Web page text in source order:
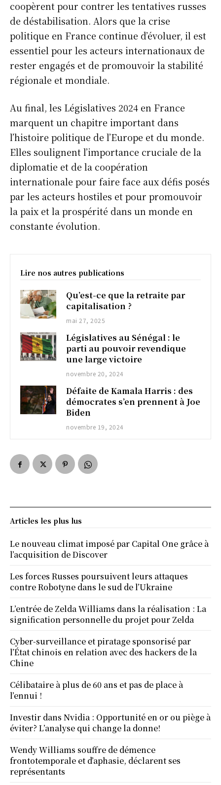
coopèrent pour contrer les tentatives russes
de déstabilisation. Alors que la crise
politique en France continue d’évoluer, il est
essentiel pour les acteurs internationaux de
rester engagés et de promouvoir la stabilité
régionale et mondiale.
Au final, les Législatives 2024 en France
marquent un chapitre important dans
l’histoire politique de l’Europe et du monde.
Elles soulignent l’importance cruciale de la
diplomatie et de la coopération
internationale pour faire face aux défis posés
par les acteurs hostiles et pour promouvoir
la paix et la prospérité dans un monde en
constante évolution.
Lire nos autres publications
Qu’est-ce que la retraite par
capitalisation ?
mai 27, 2025
Législatives au Sénégal : le
parti au pouvoir revendique
une large victoire
novembre 20, 2024
Défaite de Kamala Harris : des
démocrates s’en prennent à Joe
Biden
novembre 19, 2024
Articles les plus lus
Le nouveau climat imposé par Capital One grâce à
l’acquisition de Discover
Les forces Russes poursuivent leurs attaques
contre Robotyne dans le sud de l’Ukraine
L’entrée de Zelda Williams dans la réalisation : La
signification personnelle du projet pour Zelda
Cyber-surveillance et piratage sponsorisé par
l’État chinois en relation avec des hackers de la
Chine
Célibataire à plus de 60 ans et pas de place à
l’ennui !
Investir dans Nvidia : Opportunité en or ou piège à
éviter? L’analyse qui change la donne!
Wendy Williams souffre de démence
frontotemporale et d’aphasie, déclarent ses
représentants